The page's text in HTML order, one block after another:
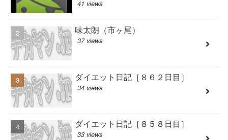
41 views
味太朗（市ヶ尾）
37 views
ダイエット日記［８６２日目］
34 views
ダイエット日記［８５８日目］
33 views